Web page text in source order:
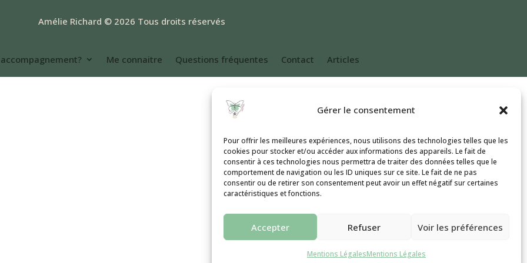
Gérer le consentement
Pour offrir les meilleures expériences, nous utilisons des technologies telles que les
cookies pour stocker et/ou accéder aux informations des appareils. Le fait de
consentir à ces technologies nous permettra de traiter des données telles que le
comportement de navigation ou les ID uniques sur ce site. Le fait de ne pas
consentir ou de retirer son consentement peut avoir un effet négatif sur certaines
caractéristiques et fonctions.
Accepter Refuser Voir les préférences
Mentions LégalesMentions Légales
Amélie Richard © 2026 Tous droits réservés
Me connaitre Questions fréquentes Contact Articles